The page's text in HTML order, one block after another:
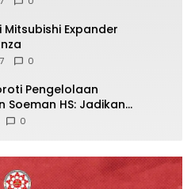
Expander
0
Pengelolaan
Soeman HS: Jadikan
dan Kawah
0